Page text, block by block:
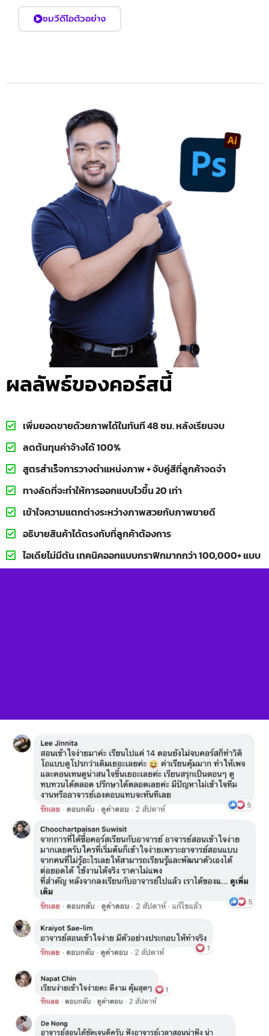
ชมวีดีโอตัวอย่าง
ผลลัพธ์ของคอร์สนี้
เพิ่มยอดขายด้วยภาพได้ในทันที 48 ชม. หลังเรียนจบ
ลดต้นทุนค่าจ้างได้ 100%
สูตรสำเร็จการวางตำแหน่งภาพ + จับคู่สีที่ลูกค้าจดจำ
ทางลัดที่จะทำให้การออกแบบไวขึ้น 20 เท่า
เข้าใจความแตกต่างระหว่างภาพสวยกับภาพขายดี
อธิบายสินค้าได้ตรงกับที่ลูกค้าต้องการ
ไอเดียไม่มีตัน เทคนิคออกแบบกราฟิกมากกว่า 100,000+ แบบ